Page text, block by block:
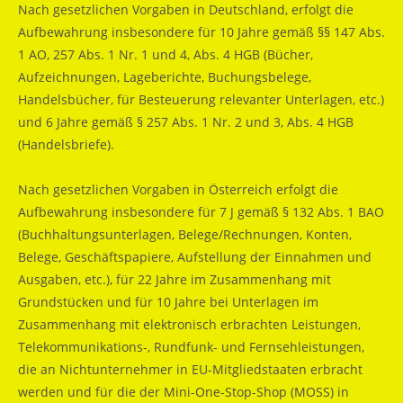
Nach gesetzlichen Vorgaben in Deutschland, erfolgt die
Aufbewahrung insbesondere für 10 Jahre gemäß §§ 147 Abs.
1 AO, 257 Abs. 1 Nr. 1 und 4, Abs. 4 HGB (Bücher,
Aufzeichnungen, Lageberichte, Buchungsbelege,
Handelsbücher, für Besteuerung relevanter Unterlagen, etc.)
und 6 Jahre gemäß § 257 Abs. 1 Nr. 2 und 3, Abs. 4 HGB
(Handelsbriefe).
Nach gesetzlichen Vorgaben in Österreich erfolgt die
Aufbewahrung insbesondere für 7 J gemäß § 132 Abs. 1 BAO
(Buchhaltungsunterlagen, Belege/Rechnungen, Konten,
Belege, Geschäftspapiere, Aufstellung der Einnahmen und
Ausgaben, etc.), für 22 Jahre im Zusammenhang mit
Grundstücken und für 10 Jahre bei Unterlagen im
Zusammenhang mit elektronisch erbrachten Leistungen,
Telekommunikations-, Rundfunk- und Fernsehleistungen,
die an Nichtunternehmer in EU-Mitgliedstaaten erbracht
werden und für die der Mini-One-Stop-Shop (MOSS) in